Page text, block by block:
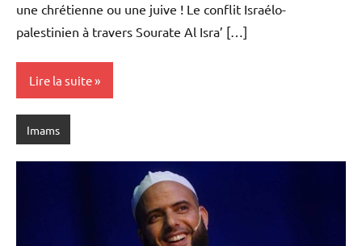
une chrétienne ou une juive ! Le conflit Israélo-
palestinien à travers Sourate Al Isra’ […]
Lire la suite
Imams